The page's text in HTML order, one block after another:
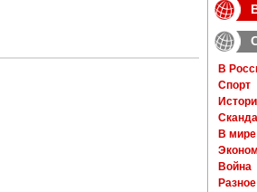
В
Спорт
В мире
Война
Разное